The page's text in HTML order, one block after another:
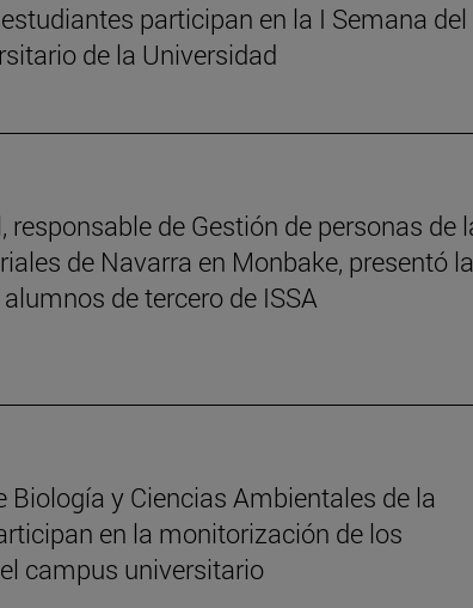
participan en la I Semana del
de la Universidad
responsable de Gestión de personas de
de Navarra en Monbake, presentó la
de tercero de ISSA
Biología y Ciencias Ambientales de la
en la monitorización de los
campus universitario